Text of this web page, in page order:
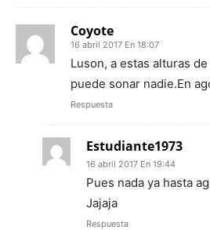
Coyote
16 abril 2017 En 18:07
Luson, a estas alturas
puede sonar nadie.En
Respuesta
Estudiante1973
16 abril 2017 En 19:44
Pues nada ya hasta
Jajaja
Respuesta